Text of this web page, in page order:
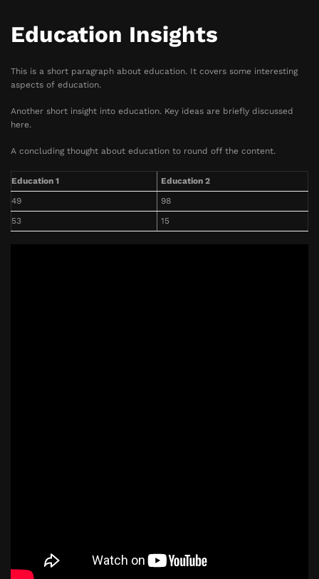
Education Insights
This is a short paragraph about education. It covers some interesting
aspects of education.
Another short insight into education. Key ideas are briefly discussed
here.
A concluding thought about education to round off the content.
Education 1
Education 2
49
98
53
15